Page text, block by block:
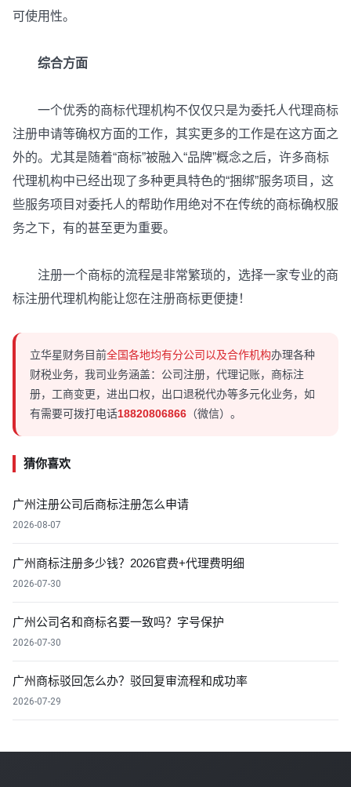
可使用性。
综合方面
一个优秀的商标代理机构不仅仅只是为委托人代理商标
注册申请等确权方面的工作，其实更多的工作是在这方面之
外的。尤其是随着“商标”被融入“品牌”概念之后，许多商标
代理机构中已经出现了多种更具特色的“捆绑”服务项目，这
些服务项目对委托人的帮助作用绝对不在传统的商标确权服
务之下，有的甚至更为重要。
注册一个商标的流程是非常繁琐的，选择一家专业的商
标注册代理机构能让您在注册商标更便捷！
立华星财务目前全国各地均有分公司以及合作机构办理各种
财税业务，我司业务涵盖：公司注册，代理记账，商标注
册，工商变更，进出口权，出口退税代办等多元化业务，如
有需要可拨打电话18820806866 （微信）。
猜你喜欢
广州注册公司后商标注册怎么申请
2026-08-07
广州商标注册多少钱？2026官费+代理费明细
2026-07-30
广州公司名和商标名要一致吗？字号保护
2026-07-30
广州商标驳回怎么办？驳回复审流程和成功率
2026-07-29